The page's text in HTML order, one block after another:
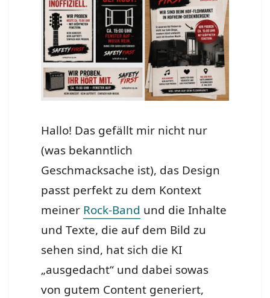
Hallo! Das gefällt mir nicht nur
(was bekanntlich
Geschmacksache ist), das Design
passt perfekt zu dem Kontext
meiner Rock-Band und die Inhalte
und Texte, die auf dem Bild zu
sehen sind, hat sich die KI
„ausgedacht“ und dabei sowas
von gutem Content generiert,